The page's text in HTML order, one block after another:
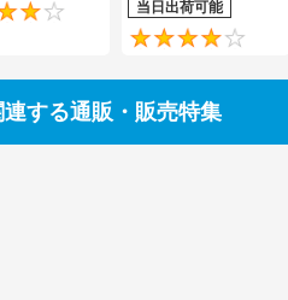
4
当日出荷可能
する通販・販売特集